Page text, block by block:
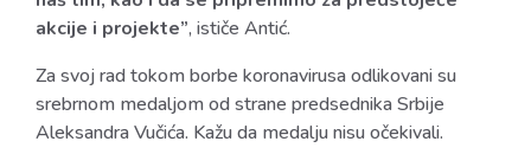
akcije i projekte”, ističe Antić.
Za svoj rad tokom borbe koronavirusa odlikovani su
srebrnom medaljom od strane predsednika Srbije
Aleksandra Vučića. Kažu da medalju nisu očekivali.